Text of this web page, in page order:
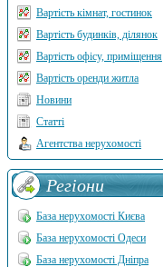
Вартість кімнат, гостинок
Вартість будинків, ділянок
Вартість офісу, приміщення
Вартість оренди житла
Новини
Статті
Агентства нерухомості
Регіони
База нерухомості Києва
База нерухомості Одеси
База нерухомості Дніпра